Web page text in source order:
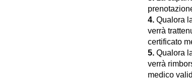
4. Qualora
verrà
certificato
5. Qualora
verrà
medico